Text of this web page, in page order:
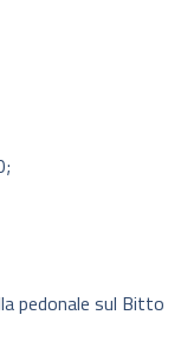
pedonale sul Bitto